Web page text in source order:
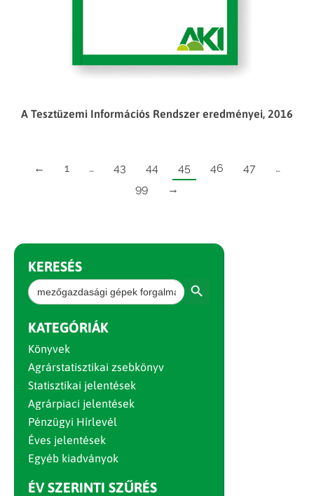
A Tesztüzemi Információs Rendszer eredményei, 2016
← 1 … 43 44 45 46 47
…
99
→
KERESÉS
Search
for:
KATEGÓRIÁK
Könyvek
Agrárstatisztikai zsebkönyv
Statisztikai jelentések
Agrárpiaci jelentések
Pénzügyi Hírlevél
Éves jelentések
Egyéb kiadványok
ÉV SZERINTI SZŰRÉS